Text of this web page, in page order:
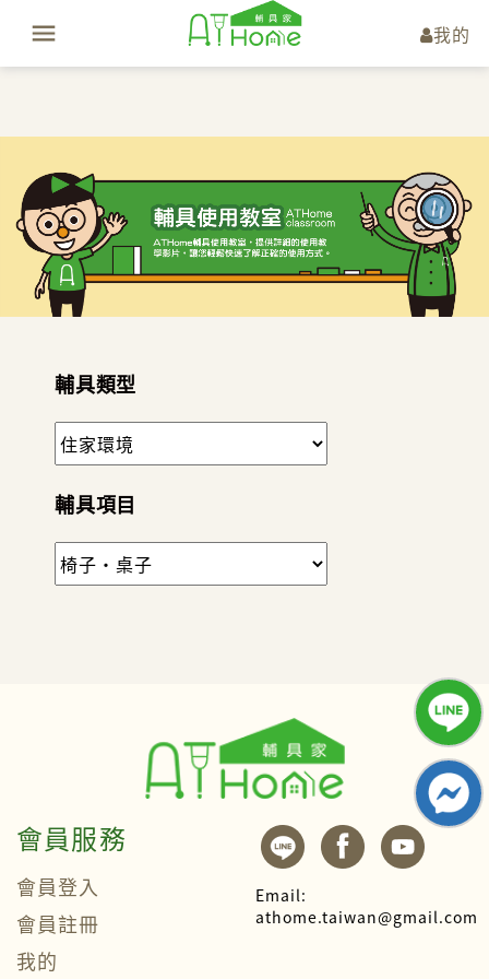
我的
輔具類型
輔具項目
會員服務
會員登入
會員註冊
我的
Email:
athome.taiwan@gmail.com